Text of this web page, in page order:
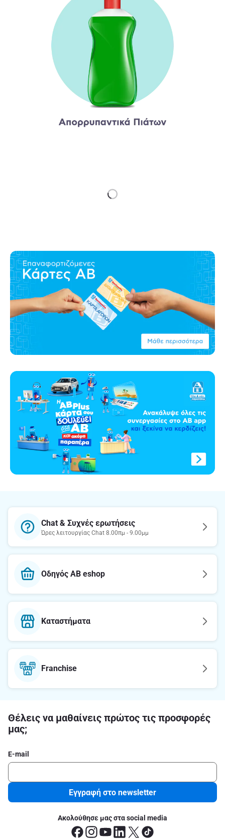
Chat & Συχνές ερωτήσεις
Ώρες λειτουργίας Chat 8.00πμ - 9.00μμ
Οδηγός AB eshop
Καταστήματα
Franchise
Θέλεις να μαθαίνεις πρώτος τις προσφορές
μας;
E-mail
Εγγραφή στο newsletter
Ακολούθησε μας στα social media